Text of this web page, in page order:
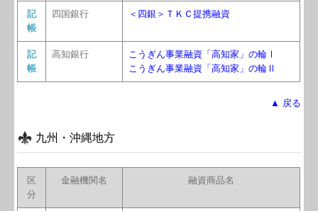
記
帳
四国銀行 ＜四銀＞ＴＫＣ提携融資
記
帳
高知銀行
こうぎん事業融資「高知家」の輪Ⅰ
こうぎん事業融資「高知家」の輪Ⅱ
▲ 戻る
九州・沖縄地方
区
分
金融機関名 融資商品名